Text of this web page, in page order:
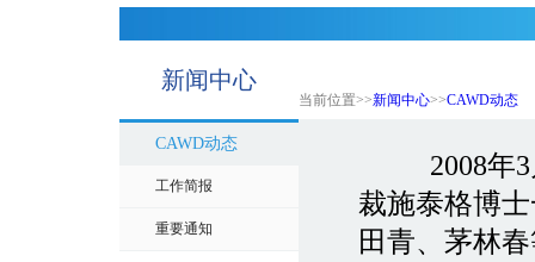
新闻中心
当前位置>>新闻中心>>CAWD动态
CAWD动态
工作简报
重要通知
2008年
裁施泰格博
田青、茅林